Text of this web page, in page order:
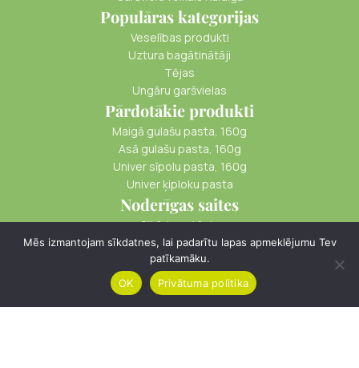
Populāras kategorijas
Veselības produkti
Uztura bagātinātāji
Tējas
Ungāru garšvielas
Pārdotākie produkti
Maigā gulašu pasta, 160g
Asā gulašu pasta, 160g
Univer sīpolu pasta, 160g
Univer ķiploku pasta
Noderīgas saites
Cikādes stāsts
Piegāde
Apmaksa
Kā iepirkties
Mēs izmantojam sīkdatnes, lai padarītu lapas apmeklējumu Tev
patīkamāku.
OK
Privātuma politika